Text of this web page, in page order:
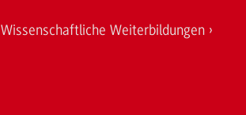
Wissenschaftliche Weiterbildungen